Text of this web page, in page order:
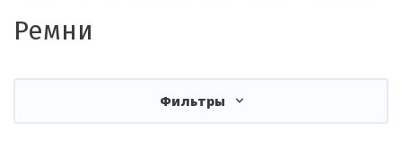
навигации
Ремни
Фильтры